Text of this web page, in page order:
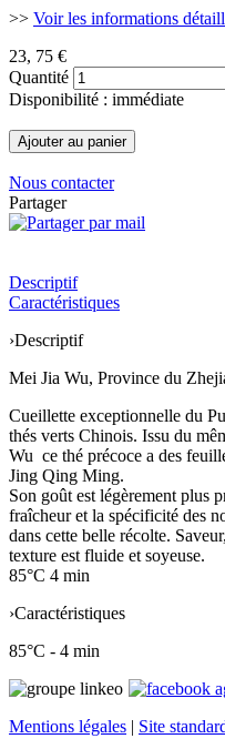
>> Voir les informations
23, 75 €
Quantité
Disponibilité : immédiate
Nous contacter
Partager
Descriptif
Caractéristiques
›Descriptif
Mei Jia Wu, Province du
Cueillette exceptionnelle du
thés verts Chinois. Issu du
Wu ce thé précoce a des
Jing Qing Ming.
Son goût est légèrement plus
fraîcheur et la spécificité des
dans cette belle récolte.
texture est fluide et soyeuse.
85°C 4 min
›Caractéristiques
85°C - 4 min
Mentions légales | Site